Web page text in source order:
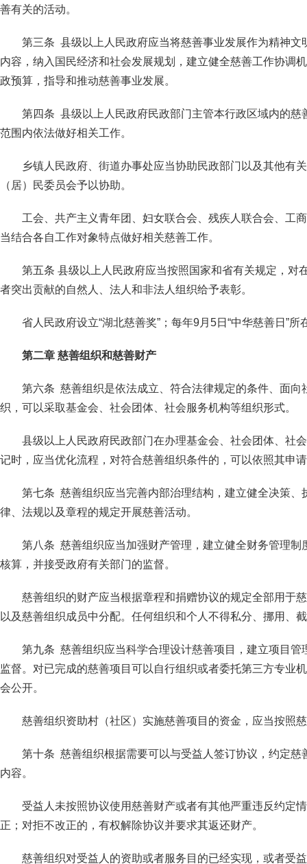
善有关的活动。
第三条 县级以上人民政府应当将慈善事业发展作为精神文
内容，纳入国民经济和社会发展规划，建立健全慈善工作协调
政预算，指导和推动慈善事业发展。
第四条 县级以上人民政府民政部门主管本行政区域内的慈
范围内依法做好相关工作。
乡镇人民政府、街道办事处应当协助民政部门以及其他有
（居）民委员会予以协助。
工会、共产主义青年团、妇女联合会、残疾人联合会、工
当结合各自工作对象特点做好相关慈善工作。
第五条 县级以上人民政府应当按照国家和省有关规定，对
者突出贡献的自然人、法人和非法人组织给予表彰。
省人民政府设立“湖北慈善奖”；每年9月5日“中华慈善日”所
第二章 慈善组织和慈善财产
第六条 慈善组织是依法成立、符合法律规定的条件、面向
织，可以采取基金会、社会团体、社会服务机构等组织形式。
县级以上人民政府民政部门在办理基金会、社会团体、社
记时，应当优化流程，对符合慈善组织条件的，可以依照其申
第七条 慈善组织应当完善内部治理结构，建立健全决策、
律、法规以及章程的规定开展慈善活动。
第八条 慈善组织应当加强财产管理，建立健全财务管理制
核算，并接受政府有关部门的监督。
慈善组织的财产应当根据章程和捐赠协议的规定全部用于
以及慈善组织成员中分配。任何组织和个人不得私分、挪用、
第九条 慈善组织应当科学合理设计慈善项目，建立项目管
监督。对已完成的慈善项目可以自行组织或者委托第三方专业
会公开。
慈善组织资助村（社区）实施慈善项目的资金，应当按照
第十条 慈善组织根据需要可以与受益人签订协议，约定慈
内容。
受益人未按照协议使用慈善财产或者有其他严重违反约定
正；对拒不改正的，有权解除协议并要求其返还财产。
慈善组织对受益人的资助或者服务目的已经实现，或者受